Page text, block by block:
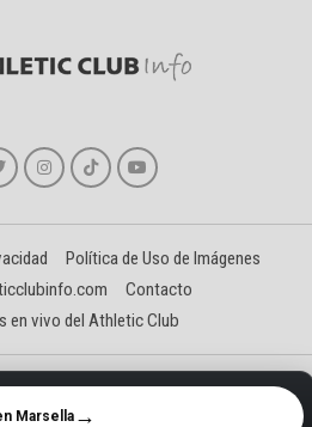
Política de Uso de Imágenes
Contacto
en vivo del Athletic Club
por David Benéitez Landeta
Marsella →